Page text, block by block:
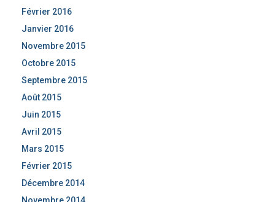
Février 2016
Janvier 2016
Novembre 2015
Octobre 2015
Septembre 2015
Août 2015
Juin 2015
Avril 2015
Mars 2015
Février 2015
Décembre 2014